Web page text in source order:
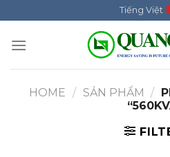
to
content
Tiếng Việt
HOME / SẢN PHẨM /